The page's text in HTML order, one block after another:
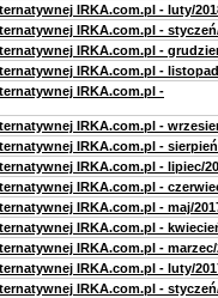
IRKA.com.pl - luty/
IRKA.com.pl -
IRKA.com.pl -
IRKA.com.pl -
IRKA.com.pl -
IRKA.com.pl -
IRKA.com.pl -
IRKA.com.pl - lipiec/
IRKA.com.pl -
IRKA.com.pl - maj/
IRKA.com.pl -
IRKA.com.pl - marzec/
IRKA.com.pl - luty/
IRKA.com.pl -